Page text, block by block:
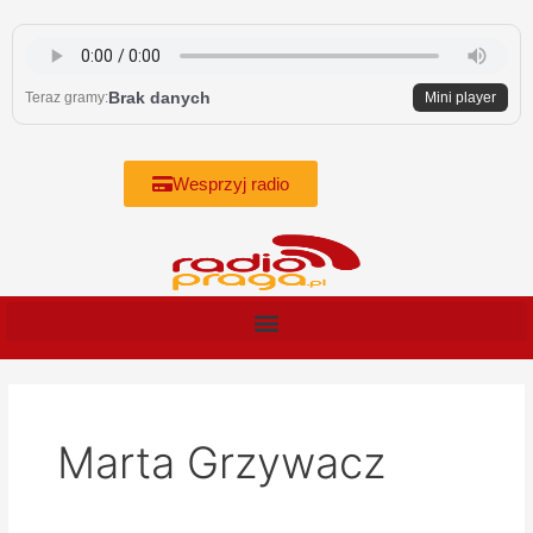
content
Teraz gramy:Brak danych Mini player
Wesprzyj radio
Marta Grzywacz